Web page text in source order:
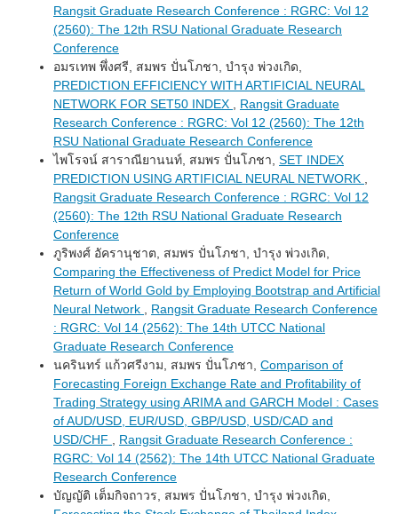
Rangsit Graduate Research Conference : RGRC: Vol 12
(2560): The 12th RSU National Graduate Research
Conference
อมรเทพ พึ่งศรี, สมพร ปั่นโภชา, บำรุง พ่วงเกิด,
PREDICTION EFFICIENCY WITH ARTIFICIAL NEURAL
NETWORK FOR SET50 INDEX
Rangsit Graduate
Research Conference : RGRC: Vol 12 (2560): The 12th
RSU National Graduate Research Conference
ไพโรจน์ สาราณียานนท์, สมพร ปั่นโภชา, SET INDEX
PREDICTION USING ARTIFICIAL NEURAL NETWORK
Rangsit Graduate Research Conference : RGRC: Vol 12
(2560): The 12th RSU National Graduate Research
Conference
ภูริพงศ์ อัครานุชาต, สมพร ปั่นโภชา, บำรุง พ่วงเกิด,
Comparing the Effectiveness of Predict Model for Price
Return of World Gold by Employing Bootstrap and Artificial
Neural Network
Rangsit Graduate Research Conference
: RGRC: Vol 14 (2562): The 14th UTCC National
Graduate Research Conference
นครินทร์ แก้วศรีงาม, สมพร ปั่นโภชา, Comparison of
Forecasting Foreign Exchange Rate and Profitability of
Trading Strategy using ARIMA and GARCH Model : Cases
of AUD/USD, EUR/USD, GBP/USD, USD/CAD and
USD/CHF
Rangsit Graduate Research Conference :
RGRC: Vol 14 (2562): The 14th UTCC National Graduate
Research Conference
บัญญัติ เต็มกิจถาวร, สมพร ปั่นโภชา, บำรุง พ่วงเกิด,